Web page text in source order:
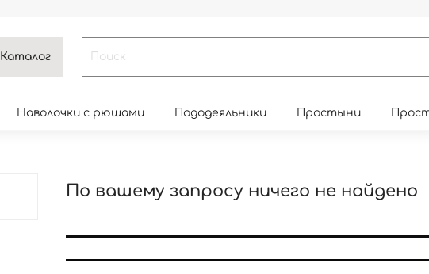
Каталог
Наволочки с рюшами Пододеяльники Простыни
По вашему запросу ничего не найдено